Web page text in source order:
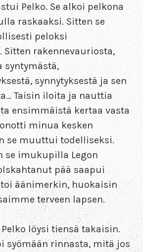
Pelko. Se alkoi pelkona
raskaaksi. Sitten se
peloksi
Sitten rakennevauriosta,
syntymästä,
synnytyksestä ja sen
Taisin iloita ja nauttia
ensimmäistä kertaa vasta
minua kesken
se muuttui todelliseksi.
se imukupilla Legon
pää saapui
äänimerkin, huokaisin
terveen lapsen.
löysi tiensä takaisin.
syömään rinnasta, mitä jos